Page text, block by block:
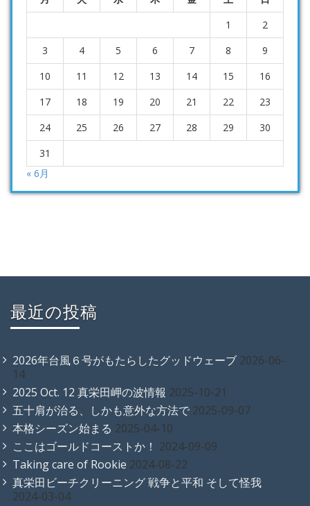
1
2
3
4 5 6 7 8
9
10
11 12 13 14 15
16
17
18 19 20 21 22
23
24
25 26 27 28 29
30
31
« 6月
最近の投稿
2026年台風６号がもたらしたグッドウェーブ 2026-06-
14
2025 Oct. 12 真栄田岬の波情報 2025-10-21
五十肩が治る、しかも意外な方法で 2025-09-07
本格シーズン始まる 2025-04-10
ここはゴールドコーストか！ 2024-09-09
Taking care of Rookie 2024-08-22
真栄田ビーチクリーニング 戦争と平和 そして怪我
2024-03-04